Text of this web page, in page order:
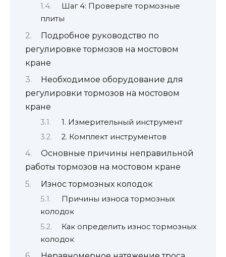
Шаг 4: Проверьте тормозные
плиты
Подробное руководство по
регулировке тормозов на мостовом
кране
Необходимое оборудование для
регулировки тормозов на мостовом
кране
1. Измерительный инструмент
2. Комплект инструментов
Основные причины неправильной
работы тормозов на мостовом кране
Износ тормозных колодок
Причины износа тормозных
колодок
Как определить износ тормозных
колодок